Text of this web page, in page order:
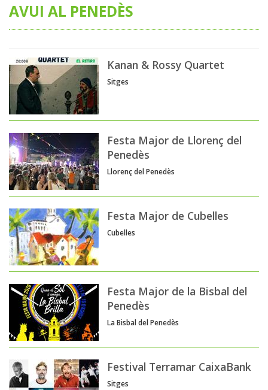
AVUI AL PENEDÈS
Kanan & Rossy Quartet
Sitges
Festa Major de Llorenç del
Penedès
Llorenç del Penedès
Festa Major de Cubelles
Cubelles
Festa Major de la Bisbal del
Penedès
La Bisbal del Penedès
Festival Terramar CaixaBank
Sitges